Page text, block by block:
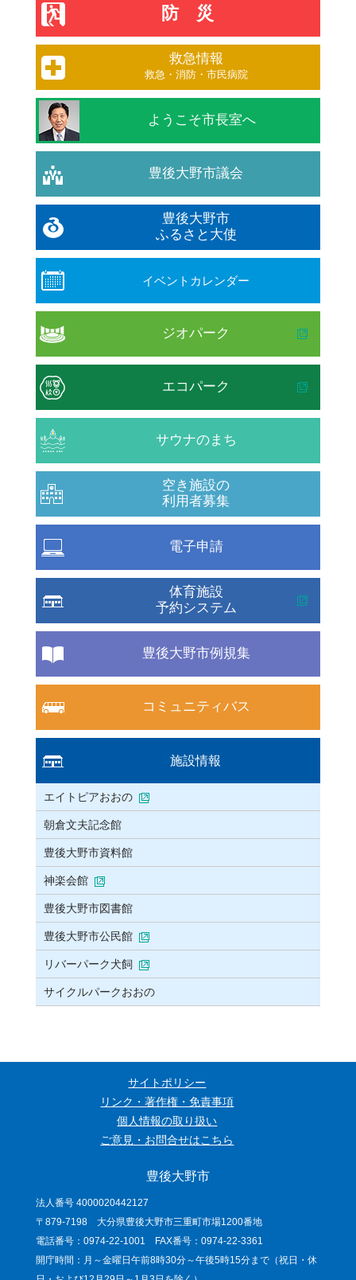
防災
救急情報
救急・消防・市民病院
ようこそ市長室へ
豊後大野市議会
豊後大野市
ふるさと大使
イベントカレンダー
ジオパーク
エコパーク
サウナのまち
空き施設の
利用者募集
電子申請
体育施設
予約システム
豊後大野市例規集
コミュニティバス
施設情報
エイトピアおおの
朝倉文夫記念館
豊後大野市資料館
神楽会館
豊後大野市図書館
豊後大野市公民館
リバーパーク犬飼
サイクルパークおおの
サイトポリシー
リンク・著作権・免責事項
個人情報の取り扱い
ご意見・お問合せはこちら
豊後大野市
法人番号 4000020442127
〒879-7198 大分県豊後大野市三重町市場1200番地
電話番号：0974-22-1001 FAX番号：0974-22-3361
開庁時間：月～金曜日午前8時30分～午後5時15分まで（祝日・休